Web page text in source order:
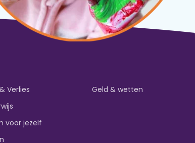
Verlies
voor jezelf
Geld & wetten